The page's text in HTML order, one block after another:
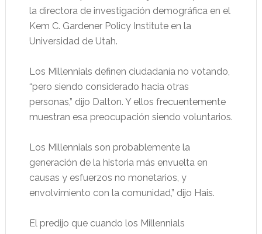
la directora de investigación demográfica en el
Kem C. Gardener Policy Institute en la
Universidad de Utah.
Los Millennials definen ciudadanía no votando,
“pero siendo considerado hacia otras
personas,” dijo Dalton. Y ellos frecuentemente
muestran esa preocupación siendo voluntarios.
Los Millennials son probablemente la
generación de la historia más envuelta en
causas y esfuerzos no monetarios, y
envolvimiento con la comunidad,” dijo Hais.
El predijo que cuando los Millennials